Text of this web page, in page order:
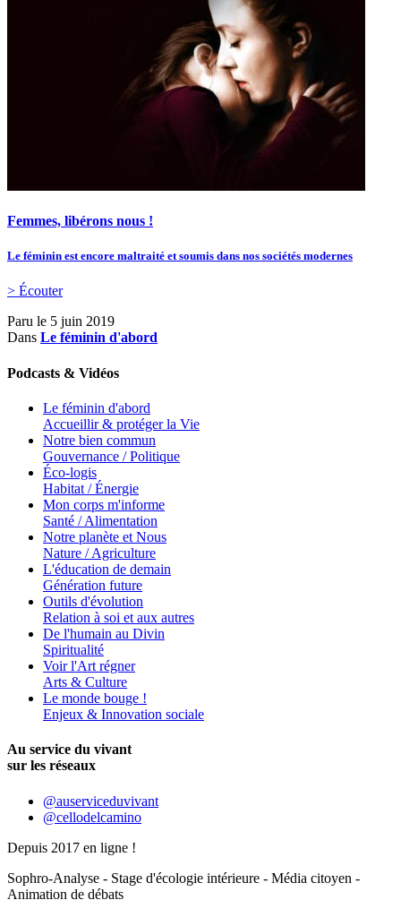
Femmes, libérons nous !
Le féminin est encore maltraité et soumis dans nos sociétés modernes
> Écouter
Paru le 5 juin 2019
Dans Le féminin d'abord
Podcasts & Vidéos
Le féminin d'abord
Accueillir & protéger la Vie
Notre bien commun
Gouvernance / Politique
Éco-logis
Habitat / Énergie
Mon corps m'informe
Santé / Alimentation
Notre planète et Nous
Nature / Agriculture
L'éducation de demain
Génération future
Outils d'évolution
Relation à soi et aux autres
De l'humain au Divin
Spiritualité
Voir l'Art régner
Arts & Culture
Le monde bouge !
Enjeux & Innovation sociale
Au service du vivant
sur les réseaux
@auserviceduvivant
@cellodelcamino
Depuis 2017 en ligne !
Sophro-Analyse - Stage d'écologie intérieure - Média citoyen -
Animation de débats